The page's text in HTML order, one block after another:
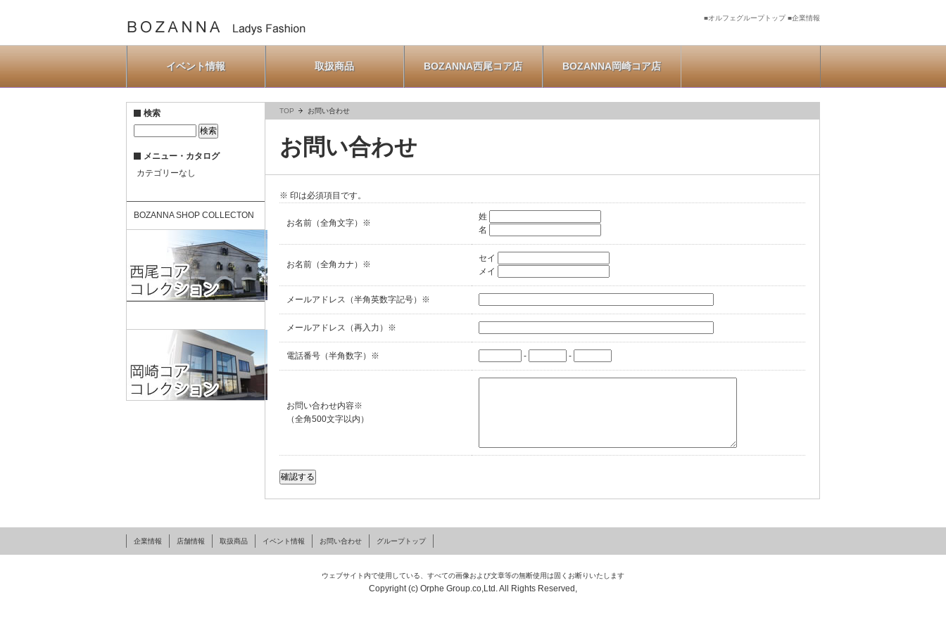
■オルフェグループトップ ■企業情報
イベント情報 取扱商品 BOZANNA西尾コア店 BOZANNA岡崎コア店
検索
メニュー・カタログ
カテゴリーなし
BOZANNA SHOP COLLECTON
TOP お問い合わせ
お問い合わせ
※ 印は必須項目です。
お名前（全角文字） ※
姓
名
お名前（全角カナ） ※
セイ
メイ
メールアドレス（半角英数字記号） ※
メールアドレス（再入力） ※
電話番号（半角数字） ※ - -
お問い合わせ内容※
（全角500文字以内）
企業情報 店舗情報 取扱商品 イベント情報 お問い合わせ グループトップ
ウェブサイト内で使用している、すべての画像および文章等の無断使用は固くお断りいたします
Copyright (c) Orphe Group.co,Ltd. All Rights Reserved,